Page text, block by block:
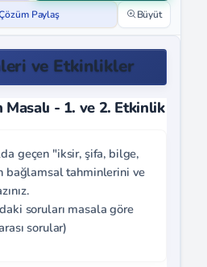
Paylaş Büyüt
ve Etkinlikler
- 1. ve 2. Etkinlik
geçen "iksir, şifa, bilge,
bağlamsal tahminlerini ve
soruları masala göre
sorular)